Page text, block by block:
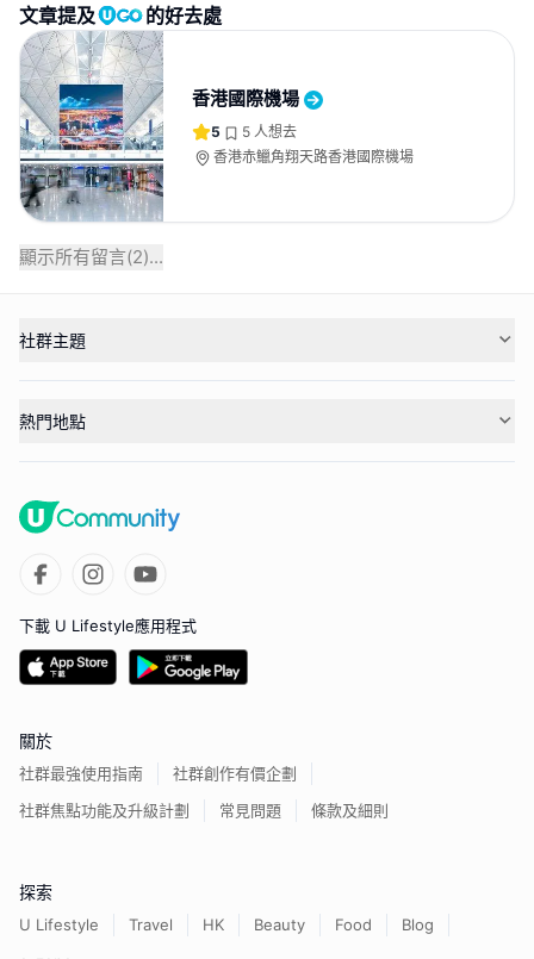
文章提及 的好去處
香港國際機場
5 5 人想去
香港赤鱲角翔天路香港國際機場
顯示所有留言(2)...
社群主題
熱門地點
下載 U Lifestyle應用程式
關於
社群最強使用指南
社群創作有價企劃
社群焦點功能及升級計劃
常見問題 條款及細則
探索
U Lifestyle Travel HK Beauty Food
Blog